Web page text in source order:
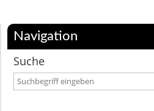
Navigation
Suche